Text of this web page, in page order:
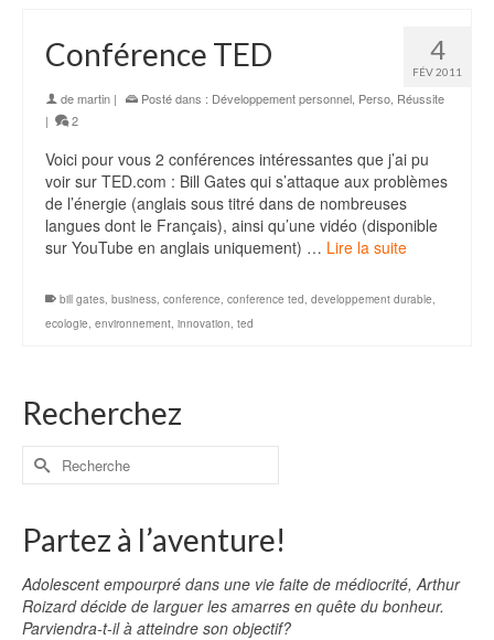
4
FÉV 2011
Conférence TED
demartin | Posté dans : Développement personnel Perso Réussite
|
2
Voici pour vous 2 conférences intéressantes que j’ai pu
voir sur TED.com : Bill Gates qui s’attaque aux problèmes
de l’énergie (anglais sous titré dans de nombreuses
langues dont le Français), ainsi qu’une vidéo (disponible
sur YouTube en anglais uniquement) … Lire la suite
bill gates, business, conference, conference ted, developpement durable,
ecologie, environnement, innovation, ted
Recherchez
Partez à l’aventure!
Adolescent empourpré dans une vie faite de médiocrité, Arthur
Roizard décide de larguer les amarres en quête du bonheur.
Parviendra-t-il à atteindre son objectif?